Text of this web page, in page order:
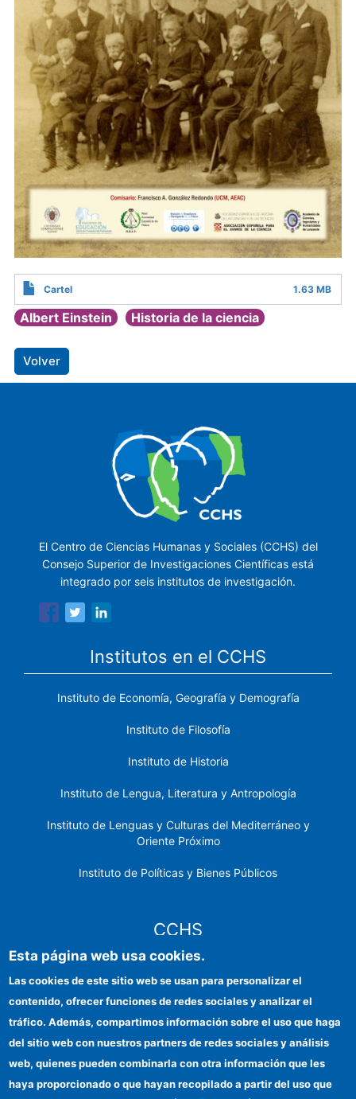
Cartel 1.63 MB
Albert Einstein Historia de la ciencia
Volver
El Centro de Ciencias Humanas y Sociales (CCHS) del
Consejo Superior de Investigaciones Científicas está
integrado por seis institutos de investigación.
Institutos en el CCHS
Instituto de Economía, Geografía y Demografía
Instituto de Filosofía
Instituto de Historia
Instituto de Lengua, Literatura y Antropología
Instituto de Lenguas y Culturas del Mediterráneo y
Oriente Próximo
Instituto de Políticas y Bienes Públicos
CCHS
Identidad institucional
Ayudas FEDER
Esta página web usa cookies.
Las cookies de este sitio web se usan para personalizar el
contenido, ofrecer funciones de redes sociales y analizar el
tráfico. Además, compartimos información sobre el uso que haga
del sitio web con nuestros partners de redes sociales y análisis
web, quienes pueden combinarla con otra información que les
haya proporcionado o que hayan recopilado a partir del uso que